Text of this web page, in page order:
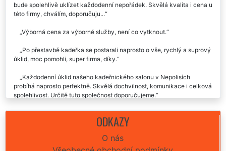
bude spolehlivě uklízet každodenní nepořádek. Skvělá kvalita i cena u
této firmy, chválím, doporučuju...
Výborná cena za výborné služby, není co vytknout.
Po přestavbě kadeřka se postarali naprosto o vše, rychlý a suprový
úklid, moc pomohli, super firma, díky.
Každodenní úklid našeho kadeřnického salonu v Nepolisích
probíhá naprosto perfektně. Skvělá dochvilnost, komunikace i celková
spolehlivost. Určitě tuto společnost doporučujeme.
ODKAZY
O nás